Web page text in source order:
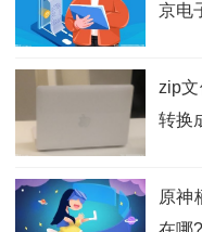
京电
zip
转换
原神